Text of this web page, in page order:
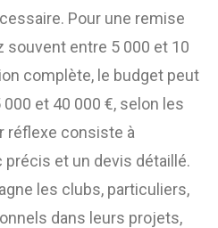
Pour une remise
souvent entre 5 000 et 10
complète, le budget peut
et 40 000 €, selon les
réflexe consiste à
et un devis détaillé.
les clubs, particuliers,
dans leurs projets,